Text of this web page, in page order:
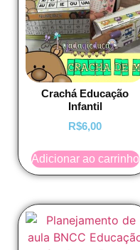
Crachá Educação
Infantil
R$6,00
Adicionar ao carrinho